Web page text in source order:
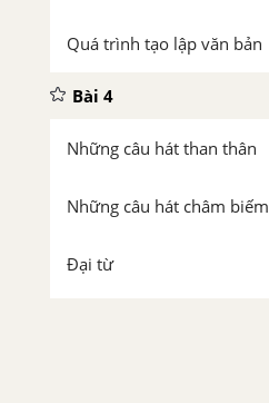
Quá trình tạo lập văn bản
Bài 4
Những câu hát than thân
Những câu hát châm biếm
Đại từ